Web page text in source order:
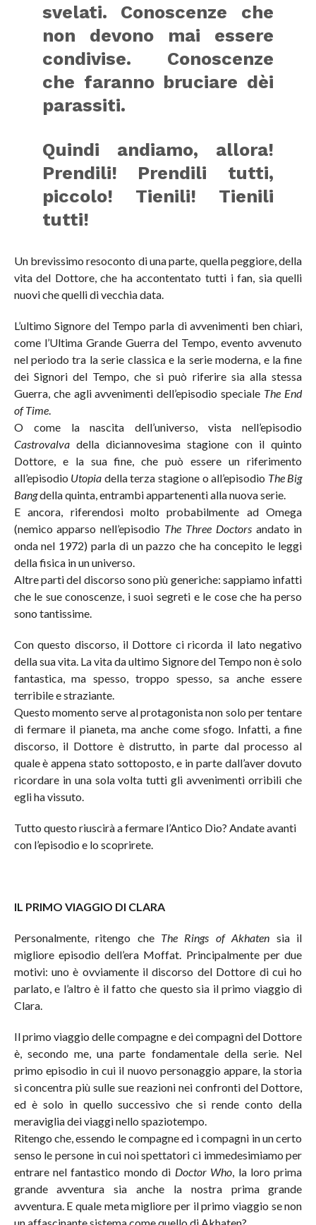
svelati. Conoscenze che
non devono mai essere
condivise. Conoscenze
che faranno bruciare dèi
parassiti.
Quindi andiamo, allora!
Prendili! Prendili tutti,
piccolo! Tienili! Tienili
tutti!
Un brevissimo resoconto di una parte, quella peggiore, della
vita del Dottore, che ha accontentato tutti i fan, sia quelli
nuovi che quelli di vecchia data.
L’ultimo Signore del Tempo parla di avvenimenti ben chiari,
come l’Ultima Grande Guerra del Tempo, evento avvenuto
nel periodo tra la serie classica e la serie moderna, e la fine
dei Signori del Tempo, che si può riferire sia alla stessa
Guerra, che agli avvenimenti dell’episodio speciale The End
of Time.
O come la nascita dell’universo, vista nell’episodio
Castrovalvadella diciannovesima stagione con il quinto
Dottore, e la sua fine, che può essere un riferimento
all’episodio Utopia della terza stagione o all’episodio The Big
Bangdella quinta, entrambi appartenenti alla nuova serie.
E ancora, riferendosi molto probabilmente ad Omega
(nemico apparso nell’episodio The Three Doctorsandato in
onda nel 1972) parla di un pazzo che ha concepito le leggi
della fisica in un universo.
Altre parti del discorso sono più generiche: sappiamo infatti
che le sue conoscenze, i suoi segreti e le cose che ha perso
sono tantissime.
Con questo discorso, il Dottore ci ricorda il lato negativo
della sua vita. La vita da ultimo Signore del Tempo non è solo
fantastica, ma spesso, troppo spesso, sa anche essere
terribile e straziante.
Questo momento serve al protagonista non solo per tentare
di fermare il pianeta, ma anche come sfogo. Infatti, a fine
discorso, il Dottore è distrutto, in parte dal processo al
quale è appena stato sottoposto, e in parte dall’aver dovuto
ricordare in una sola volta tutti gli avvenimenti orribili che
egli ha vissuto.
Tutto questo riuscirà a fermare l’Antico Dio? Andate avanti
con l’episodio e lo scoprirete.
IL PRIMO VIAGGIO DI CLARA
Personalmente, ritengo che The Rings of Akhaten sia il
migliore episodio dell’era Moffat. Principalmente per due
motivi: uno è ovviamente il discorso del Dottore di cui ho
parlato, e l’altro è il fatto che questo sia il primo viaggio di
Clara.
Il primo viaggio delle compagne e dei compagni del Dottore
è, secondo me, una parte fondamentale della serie. Nel
primo episodio in cui il nuovo personaggio appare, la storia
si concentra più sulle sue reazioni nei confronti del Dottore,
ed è solo in quello successivo che si rende conto della
meraviglia dei viaggi nello spaziotempo.
Ritengo che, essendo le compagne ed i compagni in un certo
senso le persone in cui noi spettatori ci immedesimiamo per
entrare nel fantastico mondo di Doctor Who, la loro prima
grande avventura sia anche la nostra prima grande
avventura. E quale meta migliore per il primo viaggio se non